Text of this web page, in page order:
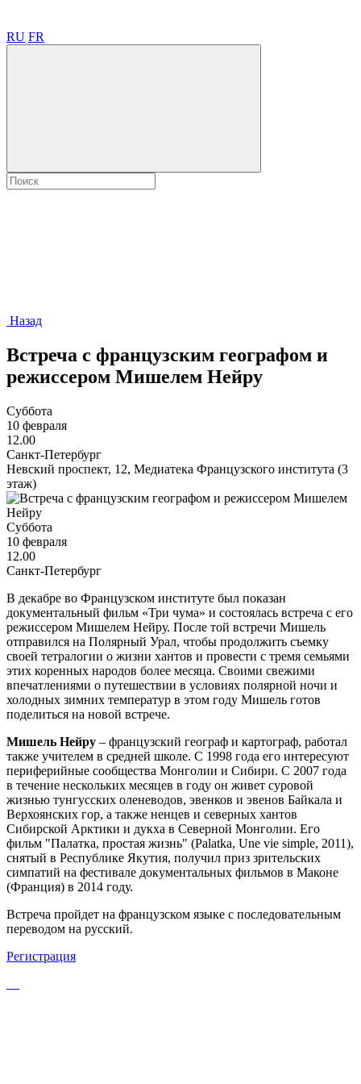
RU FR
Назад
Встреча с французским географом и
режиссером Мишелем Нейру
Суббота
10 февраля
12.00
Санкт-Петербург
Невский проспект, 12, Медиатека Французского института (3
этаж)
Суббота
10 февраля
12.00
Санкт-Петербург
В декабре во Французском институте был показан
документальный фильм «Три чума» и состоялась встреча с его
режиссером Мишелем Нейру. После той встречи Мишель
отправился на Полярный Урал, чтобы продолжить съемку
своей тетралогии о жизни хантов и провести с тремя семьями
этих коренных народов более месяца. Своими свежими
впечатлениями о путешествии в условиях полярной ночи и
холодных зимних температур в этом году Мишель готов
поделиться на новой встрече.
Мишель Нейру – французский географ и картограф, работал
также учителем в средней школе. С 1998 года его интересуют
периферийные сообщества Монголии и Сибири. С 2007 года
в течение нескольких месяцев в году он живет суровой
жизнью тунгусских оленеводов, эвенков и эвенов Байкала и
Верхоянских гор, а также ненцев и северных хантов
Сибирской Арктики и дукха в Северной Монголии. Его
фильм "Палатка, простая жизнь" (Palatka, Une vie simple, 2011),
снятый в Республике Якутия, получил приз зрительских
симпатий на фестивале документальных фильмов в Маконе
(Франция) в 2014 году.
Встреча пройдет на французском языке с последовательным
переводом на русский.
Регистрация